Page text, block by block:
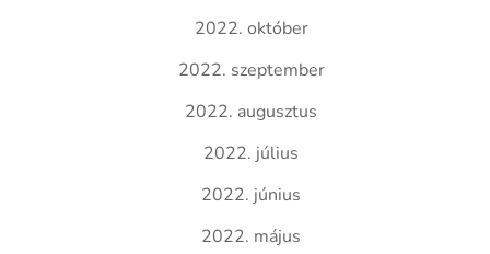
2022. október
2022. szeptember
2022. augusztus
2022. július
2022. június
2022. május